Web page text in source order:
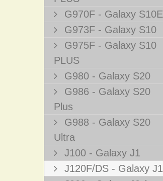
G970F - Galaxy S10E
G973F - Galaxy S10
G975F - Galaxy S10
PLUS
G980 - Galaxy S20
G986 - Galaxy S20
Plus
G988 - Galaxy S20
Ultra
J100 - Galaxy J1
J120F/DS - Galaxy J1